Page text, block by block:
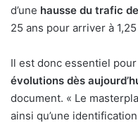
d’une hausse du trafic
25 ans pour arriver à
Il est donc essentiel
évolutions dès
document. « Le
ainsi qu’une